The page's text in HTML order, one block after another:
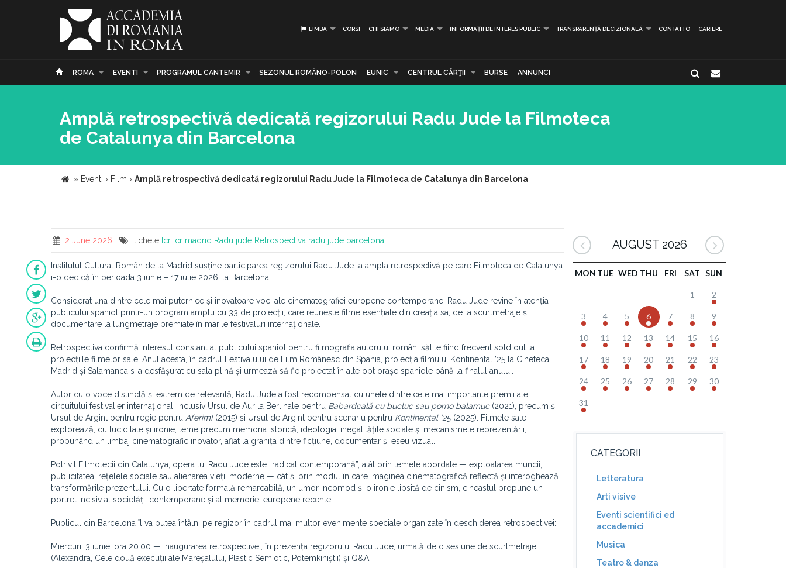
LIMBA CORSI CHI SIAMO MEDIA INFORMAȚII DE INTERES PUBLIC TRANSPARENȚĂ DECIZIONALĂ CONTATTO CARIERE
ROMA EVENTI PROGRAMUL CANTEMIR SEZONUL ROMÂNO-POLON EUNIC CENTRUL CĂRŢII BURSE ANNUNCI
Amplă retrospectivă dedicată regizorului Radu Jude la Filmoteca
de Catalunya din Barcelona
» Eventi › Film › Amplă retrospectivă dedicată regizorului Radu Jude la Filmoteca de Catalunya din Barcelona
2 June 2026 Etichete Icr Icr madrid Radu jude Retrospectiva radu jude barcelona
Institutul Cultural Român de la Madrid susține participarea regizorului Radu Jude la ampla retrospectivă pe care Filmoteca de Catalunya
i-o dedică în perioada 3 iunie – 17 iulie 2026, la Barcelona.
Considerat una dintre cele mai puternice și inovatoare voci ale cinematografiei europene contemporane, Radu Jude revine în atenția
publicului spaniol printr-un program amplu cu 33 de proiecții, care reunește filme esențiale din creația sa, de la scurtmetraje și
documentare la lungmetraje premiate în marile festivaluri internaționale.
Retrospectiva confirmă interesul constant al publicului spaniol pentru filmografia autorului român, sălile fiind frecvent sold out la
proiecțiile filmelor sale. Anul acesta, în cadrul Festivalului de Film Românesc din Spania, proiecția filmului Kontinental ’25 la Cineteca
Madrid și Salamanca s-a desfășurat cu sala plină și urmează să fie proiectat în alte opt orașe spaniole până la finalul anului.
Autor cu o voce distinctă și extrem de relevantă, Radu Jude a fost recompensat cu unele dintre cele mai importante premii ale
circuitului festivalier internațional, inclusiv Ursul de Aur la Berlinale pentru Babardeală cu bucluc sau porno balamuc(2021), precum și
Ursul de Argint pentru regie pentru Aferim!(2015) și Ursul de Argint pentru scenariu pentru Kontinental ’25(2025). Filmele sale
explorează, cu luciditate și ironie, teme precum memoria istorică, ideologia, inegalitățile sociale și mecanismele reprezentării,
propunând un limbaj cinematografic inovator, aflat la granița dintre ficțiune, documentar și eseu vizual.
Potrivit Filmotecii din Catalunya, opera lui Radu Jude este „radical contemporană”, atât prin temele abordate — exploatarea muncii,
publicitatea, rețelele sociale sau alienarea vieții moderne — cât și prin modul în care imaginea cinematografică reflectă și interoghează
transformările prezentului. Cu o libertate formală remarcabilă, un umor incomod și o ironie lipsită de cinism, cineastul propune un
portret incisiv al societății contemporane și al memoriei europene recente.
Publicul din Barcelona îl va putea întâlni pe regizor în cadrul mai multor evenimente speciale organizate în deschiderea retrospectivei:
Miercuri, 3 iunie, ora 20:00 — inaugurarea retrospectivei, în prezența regizorului Radu Jude, urmată de o sesiune de scurtmetraje
(Alexandra, Cele două execuții ale Mareșalului, Plastic Semiotic, Potemkiniștii) și Q&A;
AUGUST 2026
MON TUE WED THU FRI SAT SUN
1 2
3 4 5 6 7 8 9
10 11 12 13 14 15 16
17 18 19 20 21 22 23
24 25 26 27 28 29 30
31
CATEGORII
Letteratura
Arti visive
Eventi scientifici ed
accademici
Musica
Teatro & danza